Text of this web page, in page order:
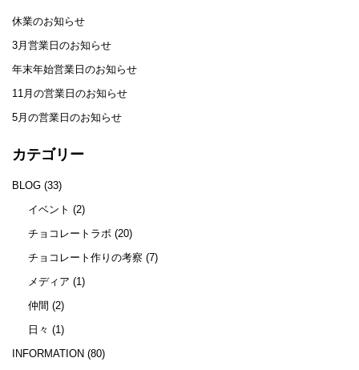
休業のお知らせ
3月営業日のお知らせ
年末年始営業日のお知らせ
11月の営業日のお知らせ
5月の営業日のお知らせ
カテゴリー
BLOG (33)
イベント (2)
チョコレートラボ (20)
チョコレート作りの考察 (7)
メディア (1)
仲間 (2)
日々 (1)
INFORMATION (80)